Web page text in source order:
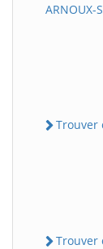
ARNOUX-
Trouver
Trouver